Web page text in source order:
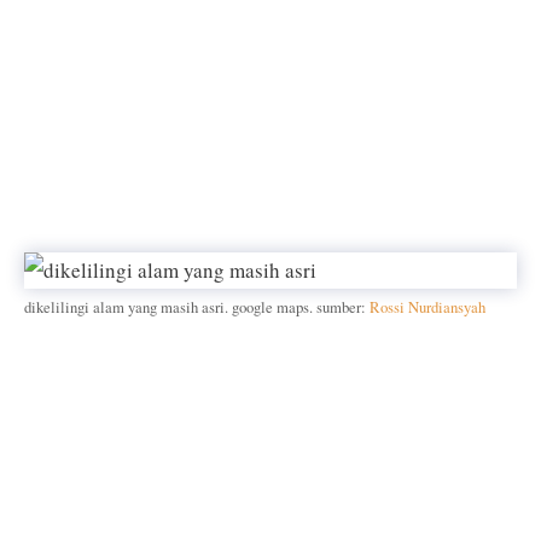
dikelilingi alam yang masih asri. google maps. sumber: Rossi Nurdiansyah